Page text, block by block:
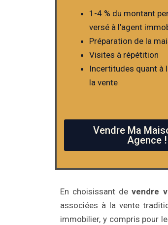
1-4 % du montant
versé à l’agent
Préparation de la
Visites à répétition
Incertitudes quant à
la vente
Vendre Ma
Agence !
En choisissant devendre
associées à la vente
immobilier, y compris pour